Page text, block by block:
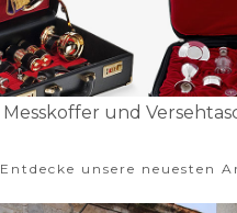
Messkoffer und
Entdecke unsere neuesten